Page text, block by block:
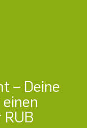
– Deine